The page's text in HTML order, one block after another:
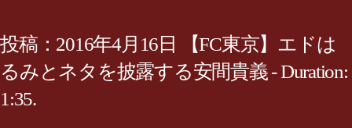
投稿：2016年4月16日 【FC東京】エドは
るみとネタを披露する安間貴義 - Duration:
1:35.